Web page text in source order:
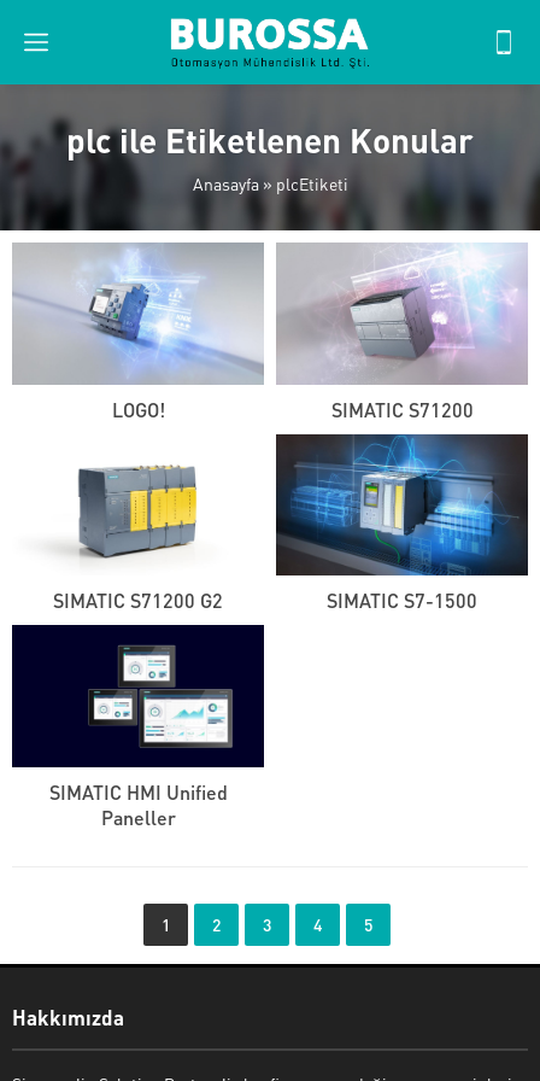
plc ile Etiketlenen Konular
Anasayfa» plcEtiketi
LOGO! SIMATIC S71200
SIMATIC S71200 G2 SIMATIC S7-1500
SIMATIC HMI Unified
Paneller
1 2 3 4 5
Hakkımızda
Watsapp Destek